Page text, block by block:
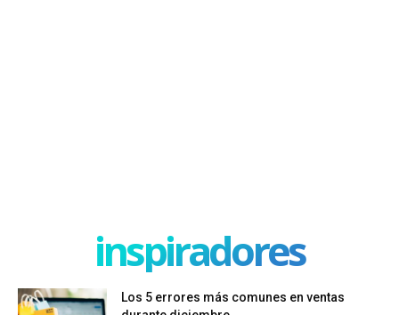
inspiradores
Los 5 errores más comunes en ventas